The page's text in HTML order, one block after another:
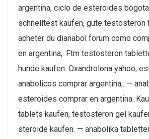
argentina, ciclo de esteroides
schnelltest kaufen, gute testosteron
acheter du dianabol forum como
en argentina,. Ftm testosteron
hunde kaufen. Oxandrolona yahoo,
anabolicos comprar argentina,. —
esteroides comprar en argentina​.
tablets kaufen, testosteron gel
steroide kaufen. — anabolika